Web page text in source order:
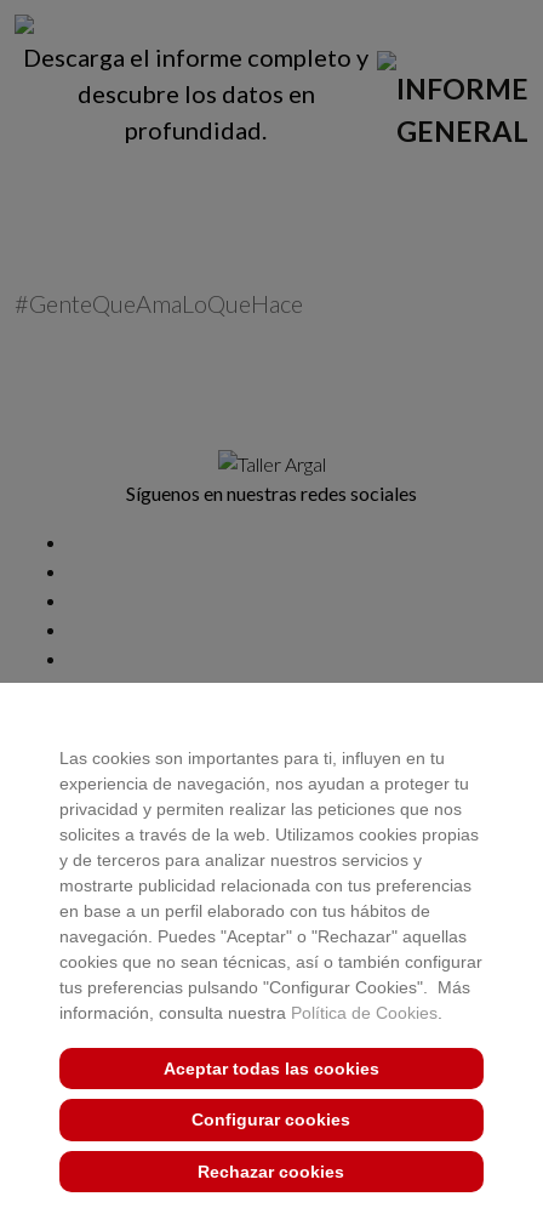
Descarga el informe completo y
descubre los datos en
profundidad.
INFORME
GENERAL
#GenteQueAmaLoQueHace
Síguenos en nuestras redes sociales
ARGAL?
Indica tu correo electrónico y te haremos llegar la última
información sobre nuestro centro de creación e innovación
en el sector cárnico.
ENVIAR
ARGAL ALIMENTACIÓN, SA como responsable del tratamiento
tratará tus datos con la finalidad de remitirte nuestra newsletter con
novedades comerciales sobre nuestros servicios. Puedes acceder,
rectificar y suprimir tus datos, así como ejercer otros derechos
consultando la información adicional y detallada sobre protección de
datos en nuestra
Política de Privacidad
He leído y acepto las condiciones contenidas en la
política de privacidadsobre el tratamiento de mis datos
Las cookies son importantes para ti, influyen en tu
experiencia de navegación, nos ayudan a proteger tu
privacidad y permiten realizar las peticiones que nos
solicites a través de la web. Utilizamos cookies propias
y de terceros para analizar nuestros servicios y
mostrarte publicidad relacionada con tus preferencias
en base a un perfil elaborado con tus hábitos de
navegación. Puedes "Aceptar" o "Rechazar" aquellas
cookies que no sean técnicas, así o también configurar
tus preferencias pulsando "Configurar Cookies". Más
información, consulta nuestra Política de Cookies
Aceptar todas las cookies
Configurar cookies
Rechazar cookies